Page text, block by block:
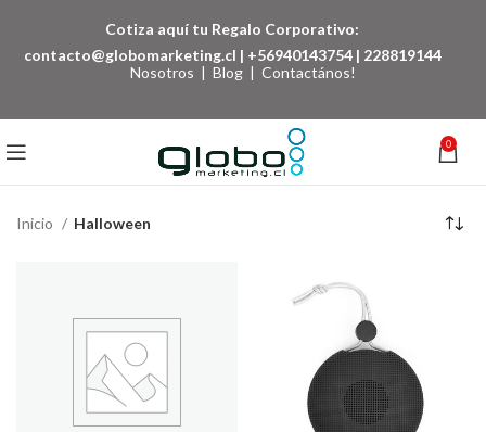
Cotiza aquí tu Regalo Corporativo:
contacto@globomarketing.cl | +56940143754 | 228819144
Nosotros | Blog | Contactános!
0
Inicio Halloween